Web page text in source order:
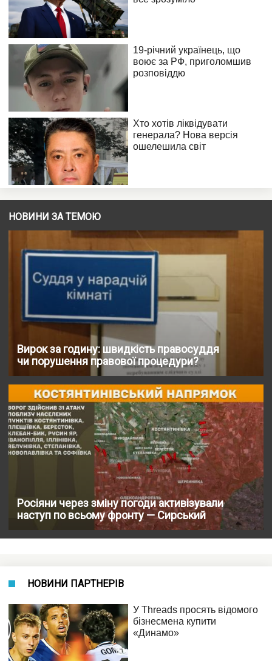
НОВИНИ ЗА ТЕМОЮ
Вирок за годину: швидкість правосуддя
чи порушення правової процедури?
Росіяни через зміну погоди активізували
наступ по всьому фронту — Сирський
НОВИНИ ПАРТНЕРІВ